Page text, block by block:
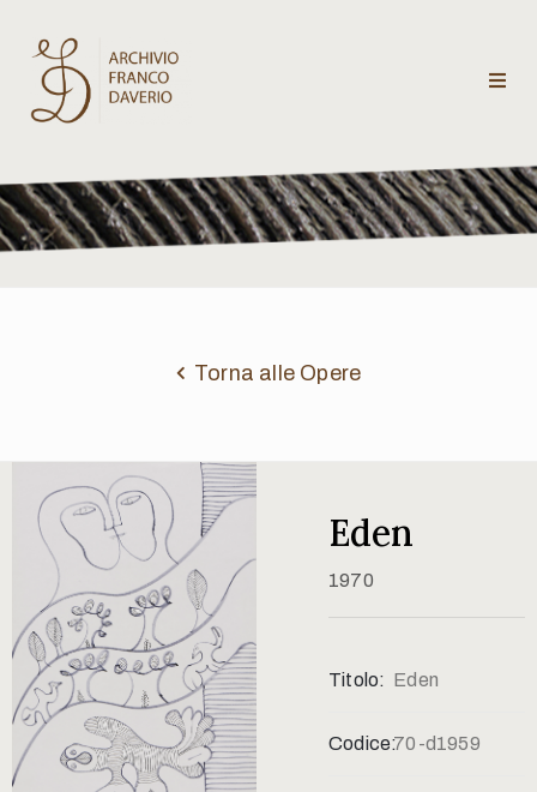
Archivio
Franco
Daverio
critici
Contatti
Torna alle Opere
Eden
1970
Titolo: Eden
Codice:70-d1959